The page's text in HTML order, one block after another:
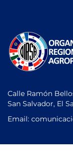
Calle Ramón
San Salvador, El
Email: